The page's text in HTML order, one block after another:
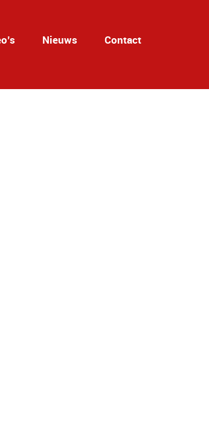
Nieuws Contact